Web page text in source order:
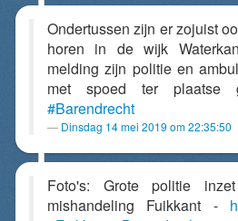
Ondertussen zijn er zojuist
horen in de wijk
melding zijn politie en
met spoed ter plaatse
#Barendrecht
Dinsdag 14 mei 2019 om 22:35:50
Foto's: Grote politie
mishandeling Fuikkant -